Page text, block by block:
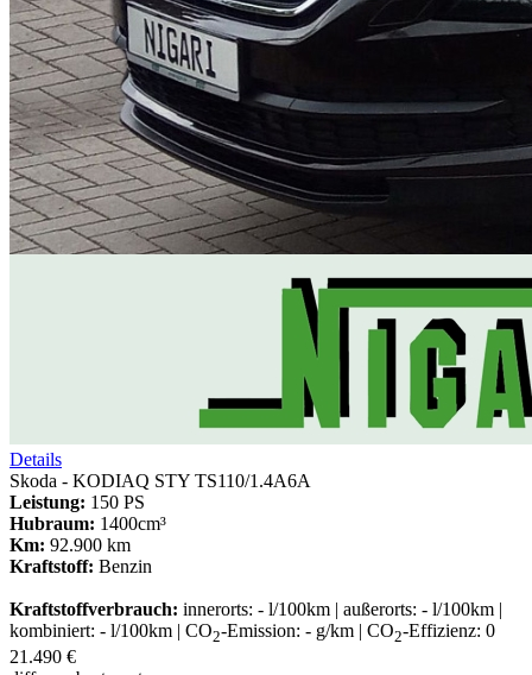
Details
Skoda - KODIAQ STY TS110/1.4A6A
Leistung: 150 PS
Hubraum: 1400cm³
Km: 92.900 km
Kraftstoff: Benzin
Kraftstoffverbrauch: innerorts: - l/100km | außerorts: - l/100km |
kombiniert: - l/100km | CO2-Emission: - g/km | CO2-Effizienz: 0
21.490 €